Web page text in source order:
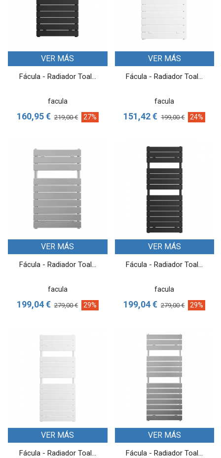
VER MÁS
Fácula - Radiador Toal...
facula
160,95 € 219,00 € 27%
VER MÁS
Fácula - Radiador Toal...
facula
151,42 € 199,00 € 24%
VER MÁS
Fácula - Radiador Toal...
facula
199,04 € 279,00 € 29%
VER MÁS
Fácula - Radiador Toal...
facula
199,04 € 279,00 € 29%
VER MÁS
Fácula - Radiador Toal...
VER MÁS
Fácula - Radiador Toal...